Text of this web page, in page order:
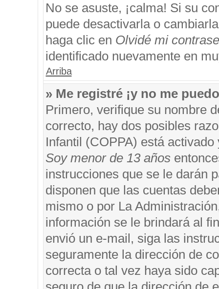
No se asuste, ¡calma! Si su
puede desactivarla o
haga clic en Olvidé mi
identificado nuevamente en
Arriba
» Me registré ¡y no me
Primero, verifique su nombre
correcto, hay dos posibles
Infantil (COPPA) está
Soy menor de 13 años
instrucciones que se le darán
disponen que las cuentas
mismo o por La
información se le brindará al
envió un e-mail, siga las
seguramente la dirección de
correcta o tal vez haya sido